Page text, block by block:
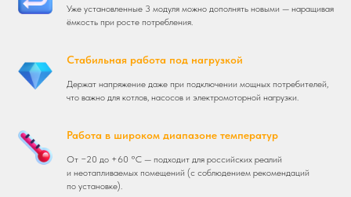
Уже установленные 3 модуля можно дополнять новыми — наращивая
ёмкость при росте потребления.
Стабильная работа под нагрузкой
Держат напряжение даже при подключении мощных потребителей,
что важно для котлов, насосов и электромоторной нагрузки.
Работа в широком диапазоне температур
От −20 до +60 °C — подходит для российских реалий
и неотапливаемых помещений (с соблюдением рекомендаций
по установке).